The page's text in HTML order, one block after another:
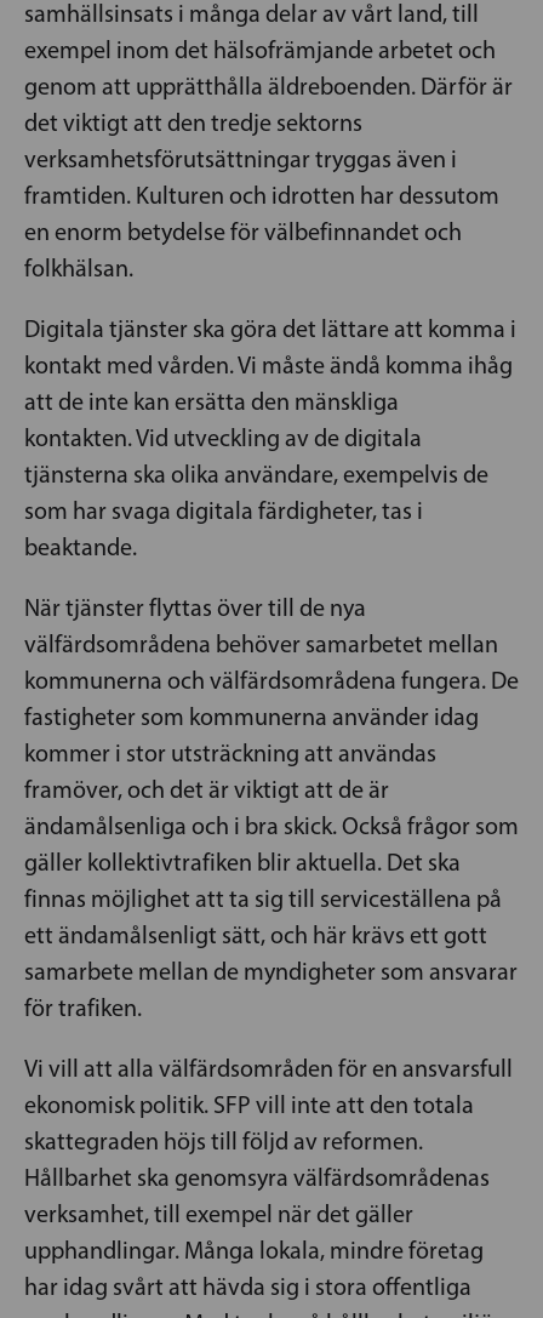
samhällsinsats i många delar av vårt land, till
exempel inom det hälsofrämjande arbetet och
genom att upprätthålla äldreboenden. Därför är
det viktigt att den tredje sektorns
verksamhetsförutsättningar tryggas även i
framtiden. Kulturen och idrotten har dessutom
en enorm betydelse för välbefinnandet och
folkhälsan.
Digitala tjänster ska göra det lättare att komma i
kontakt med vården. Vi måste ändå komma ihåg
att de inte kan ersätta den mänskliga
kontakten. Vid utveckling av de digitala
tjänsterna ska olika användare, exempelvis de
som har svaga digitala färdigheter, tas i
beaktande.
När tjänster flyttas över till de nya
välfärdsområdena behöver samarbetet mellan
kommunerna och välfärdsområdena fungera. De
fastigheter som kommunerna använder idag
kommer i stor utsträckning att användas
framöver, och det är viktigt att de är
ändamålsenliga och i bra skick. Också frågor som
gäller kollektivtrafiken blir aktuella. Det ska
finnas möjlighet att ta sig till serviceställena på
ett ändamålsenligt sätt, och här krävs ett gott
samarbete mellan de myndigheter som ansvarar
för trafiken.
Vi vill att alla välfärdsområden för en ansvarsfull
ekonomisk politik. SFP vill inte att den totala
skattegraden höjs till följd av reformen.
Hållbarhet ska genomsyra välfärdsområdenas
verksamhet, till exempel när det gäller
upphandlingar. Många lokala, mindre företag
har idag svårt att hävda sig i stora offentliga